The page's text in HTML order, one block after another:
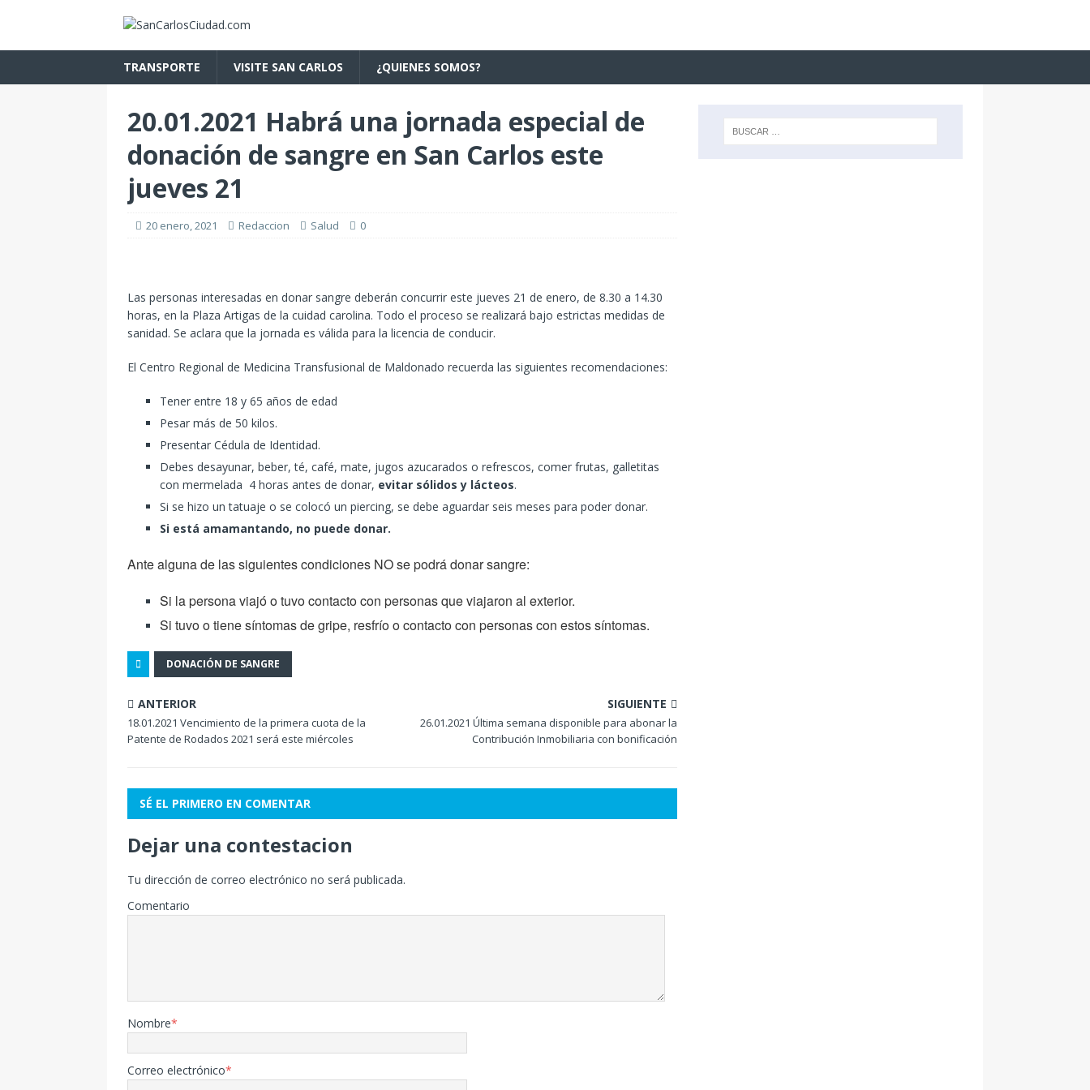
TRANSPORTE VISITE SAN CARLOS ¿QUIENES SOMOS?
20.01.2021 Habrá una jornada especial de
donación de sangre en San Carlos este
jueves 21
20 enero, 2021 Redaccion Salud 0
Las personas interesadas en donar sangre deberán concurrir este jueves 21 de enero, de 8.30 a 14.30
horas, en la Plaza Artigas de la cuidad carolina. Todo el proceso se realizará bajo estrictas medidas de
sanidad. Se aclara que la jornada es válida para la licencia de conducir.
El Centro Regional de Medicina Transfusional de Maldonado recuerda las siguientes recomendaciones:
Tener entre 18 y 65 años de edad
Pesar más de 50 kilos.
Presentar Cédula de Identidad.
Debes desayunar, beber, té, café, mate, jugos azucarados o refrescos, comer frutas, galletitas
con mermelada 4 horas antes de donar, evitar sólidos y lácteos.
Si se hizo un tatuaje o se colocó un piercing, se debe aguardar seis meses para poder donar.
Si está amamantando, no puede donar.
Ante alguna de las siguientes condiciones NO se podrá donar sangre:
Si la persona viajó o tuvo contacto con personas que viajaron al exterior.
Si tuvo o tiene síntomas de gripe, resfrío o contacto con personas con estos síntomas.
DONACIÓN DE SANGRE
ANTERIOR
18.01.2021 Vencimiento de la primera cuota de la
Patente de Rodados 2021 será este miércoles
SIGUIENTE
26.01.2021 Última semana disponible para abonar la
Contribución Inmobiliaria con bonificación
SÉ EL PRIMERO EN COMENTAR
Dejar una contestacion
Tu dirección de correo electrónico no será publicada.
Comentario
Nombre*
Correo electrónico*